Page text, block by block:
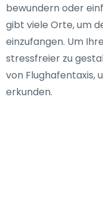
bewundern oder
gibt viele Orte, um
einzufangen. Um
stressfreier zu
von Flughafentaxis,
erkunden.